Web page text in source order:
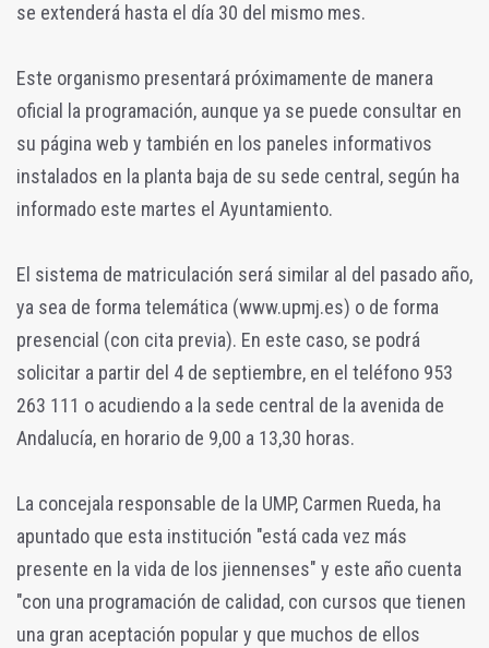
se extenderá hasta el día 30 del mismo mes.
Este organismo presentará próximamente de manera
oficial la programación, aunque ya se puede consultar en
su página web y también en los paneles informativos
instalados en la planta baja de su sede central, según ha
informado este martes el Ayuntamiento.
El sistema de matriculación será similar al del pasado año,
ya sea de forma telemática (www.upmj.es) o de forma
presencial (con cita previa). En este caso, se podrá
solicitar a partir del 4 de septiembre, en el teléfono 953
263 111 o acudiendo a la sede central de la avenida de
Andalucía, en horario de 9,00 a 13,30 horas.
La concejala responsable de la UMP, Carmen Rueda, ha
apuntado que esta institución "está cada vez más
presente en la vida de los jiennenses" y este año cuenta
"con una programación de calidad, con cursos que tienen
una gran aceptación popular y que muchos de ellos